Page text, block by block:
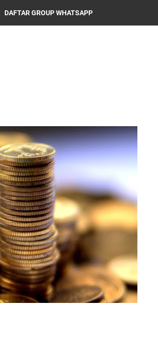
DAFTAR GROUP WHATSAPP